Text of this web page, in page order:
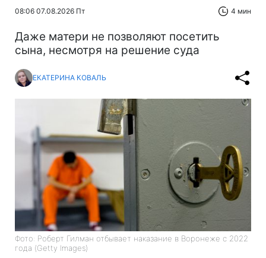
08:06 07.08.2026 Пт 4 мин
Даже матери не позволяют посетить
сына, несмотря на решение суда
ЕКАТЕРИНА КОВАЛЬ
Фото: Роберт Гилман отбывает наказание в Воронеже с 2022
года (Getty Images)